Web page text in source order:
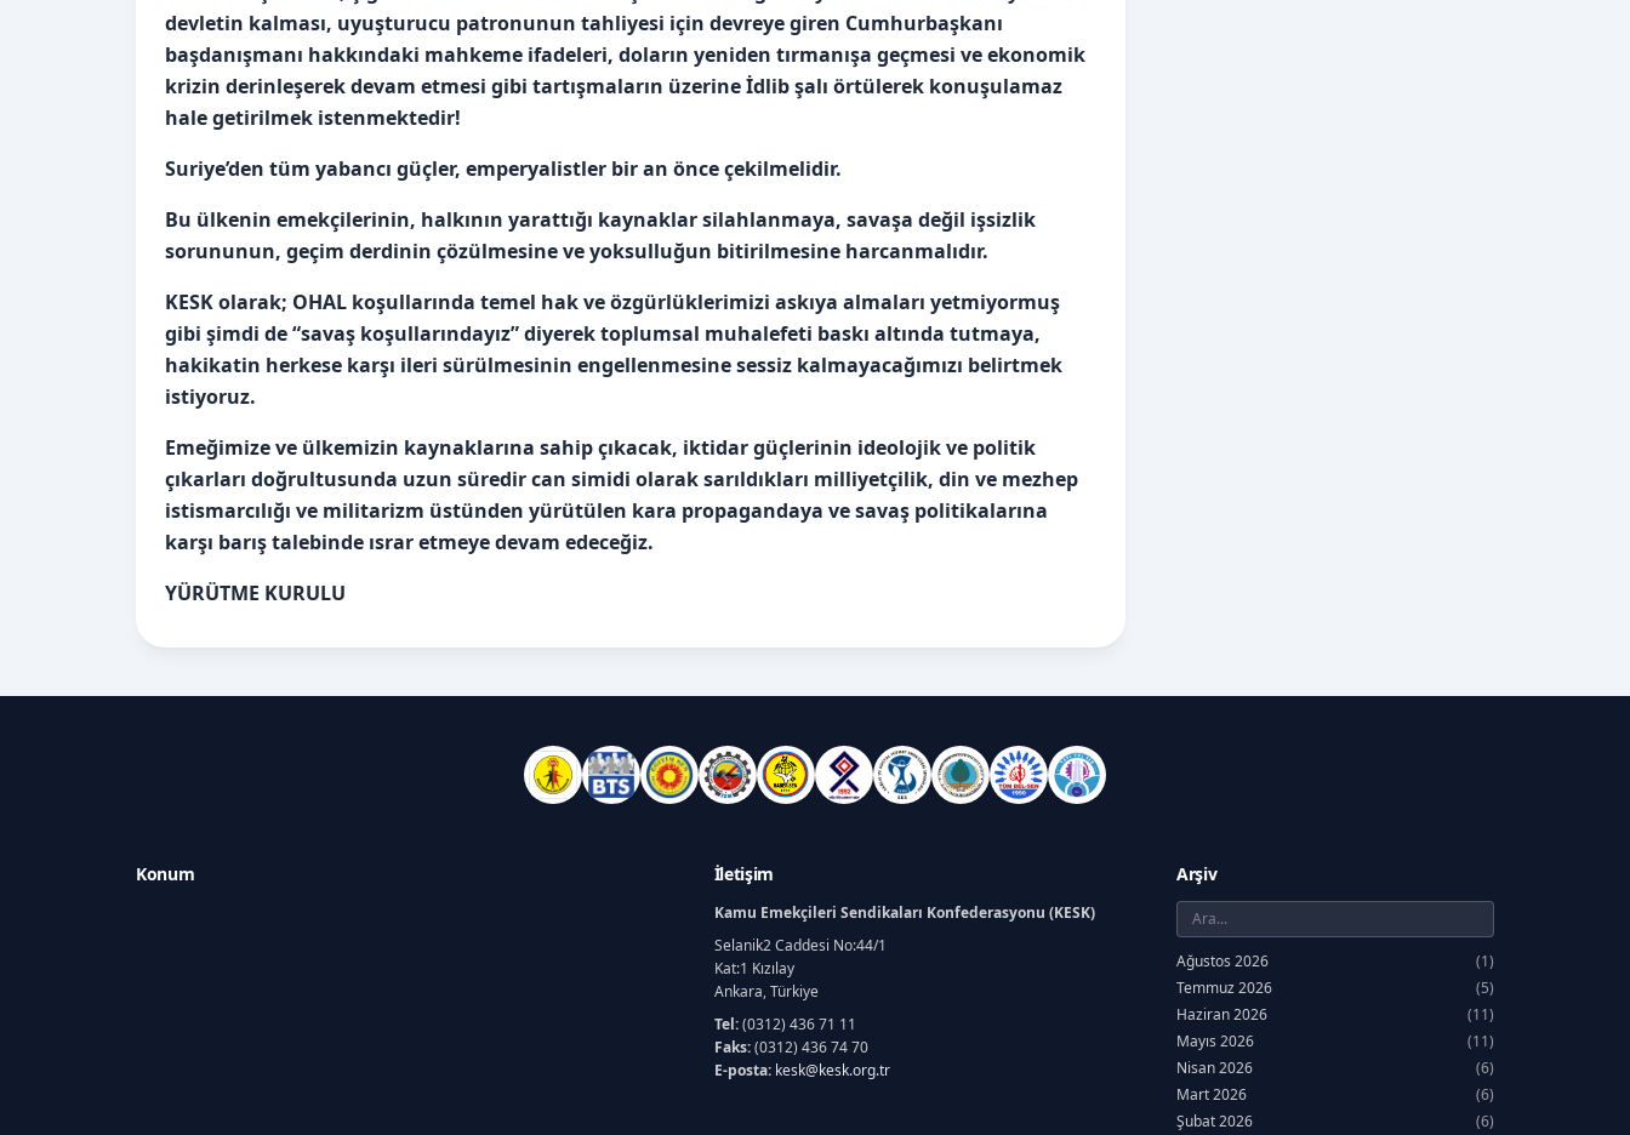
devletin kalması, uyuşturucu patronunun tahliyesi için devreye giren Cumhurbaşkanı
başdanışmanı hakkındaki mahkeme ifadeleri, doların yeniden tırmanışa geçmesi ve ekonomik
krizin derinleşerek devam etmesi gibi tartışmaların üzerine İdlib şalı örtülerek konuşulamaz
hale getirilmek istenmektedir!
Suriye’den tüm yabancı güçler, emperyalistler bir an önce çekilmelidir.
Bu ülkenin emekçilerinin, halkının yarattığı kaynaklar silahlanmaya, savaşa değil işsizlik
sorununun, geçim derdinin çözülmesine ve yoksulluğun bitirilmesine harcanmalıdır.
KESK olarak; OHAL koşullarında temel hak ve özgürlüklerimizi askıya almaları yetmiyormuş
gibi şimdi de “savaş koşullarındayız” diyerek toplumsal muhalefeti baskı altında tutmaya,
hakikatin herkese karşı ileri sürülmesinin engellenmesine sessiz kalmayacağımızı belirtmek
istiyoruz.
Emeğimize ve ülkemizin kaynaklarına sahip çıkacak, iktidar güçlerinin ideolojik ve politik
çıkarları doğrultusunda uzun süredir can simidi olarak sarıldıkları milliyetçilik, din ve mezhep
istismarcılığı ve militarizm üstünden yürütülen kara propagandaya ve savaş politikalarına
karşı barış talebinde ısrar etmeye devam edeceğiz.
YÜRÜTME KURULU
Konum İletişim
Kamu Emekçileri Sendikaları Konfederasyonu (KESK)
Selanik2 Caddesi No:44/1
Kat:1 Kızılay
Ankara, Türkiye
Tel:(0312) 436 71 11
Faks:(0312) 436 74 70
E-posta: kesk@kesk.org.tr
Arşiv
Ağustos 2026
(1)
Temmuz 2026
(5)
Haziran 2026
(11)
Mayıs 2026
(11)
Nisan 2026
(6)
Mart 2026
(6)
Şubat 2026
(6)